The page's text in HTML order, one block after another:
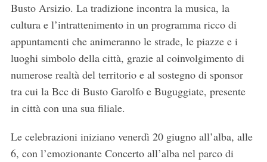
Busto Arsizio. La tradizione incontra la musica, la
cultura e l’intrattenimento in un programma ricco di
appuntamenti che animeranno le strade, le piazze e i
luoghi simbolo della città, grazie al coinvolgimento di
numerose realtà del territorio e al sostegno di sponsor
tra cui la Bcc di Busto Garolfo e Buguggiate, presente
in città con una sua filiale.
Le celebrazioni iniziano venerdì 20 giugno all’alba, alle
6, con l’emozionante Concerto all’alba nel parco di